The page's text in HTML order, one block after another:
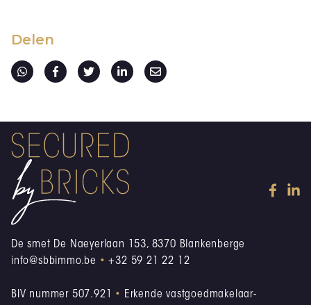
Delen
De smet De Naeyerlaan 153, 8370 Blankenberge
info@sbbimmo.be • +32 59 21 22 12
BIV nummer 507.921 • Erkende vastgoedmakelaar-